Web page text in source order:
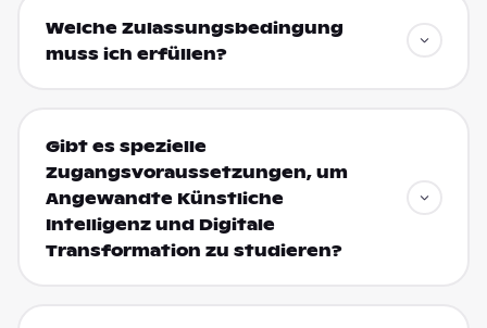
Welche Zulassungsbedingung
muss ich erfüllen?
Gibt es spezielle
Zugangsvoraussetzungen, um
Angewandte Künstliche
Intelligenz und Digitale
Transformation zu studieren?